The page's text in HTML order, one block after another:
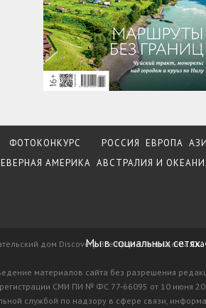
ФОТОКОНКУРС РОССИЯ ЕВРОПА
АМЕРИКА АВСТРАЛИЯ И
дом Discovery. Все права защищены.
материалов сайта без разрешения
СМИ ПИ № ФС 77-66095 от 10 июня
службой по надзору в сфере связи,
Мы в социальных сетях: